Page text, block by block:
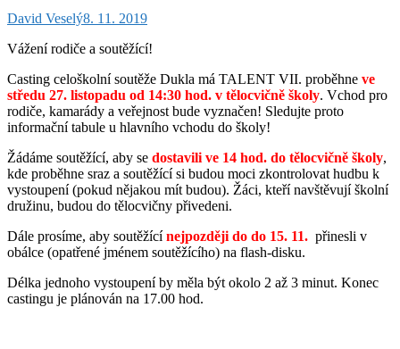
David Veselý8. 11. 2019
Vážení rodiče a soutěžící!
Casting celoškolní soutěže Dukla má TALENT VII. proběhne ve
středu 27. listopadu od 14:30 hod. v tělocvičně školy. Vchod pro
rodiče, kamarády a veřejnost bude vyznačen! Sledujte proto
informační tabule u hlavního vchodu do školy!
Žádáme soutěžící, aby se dostavili ve 14 hod. do tělocvičně školy,
kde proběhne sraz a soutěžící si budou moci zkontrolovat hudbu k
vystoupení (pokud nějakou mít budou). Žáci, kteří navštěvují školní
družinu, budou do tělocvičny přivedeni.
Dále prosíme, aby soutěžícínejpozději do do 15. 11. přinesli v
obálce (opatřené jménem soutěžícího) na flash-disku.
Délka jednoho vystoupení by měla být okolo 2 až 3 minut. Konec
castingu je plánován na 17.00 hod.